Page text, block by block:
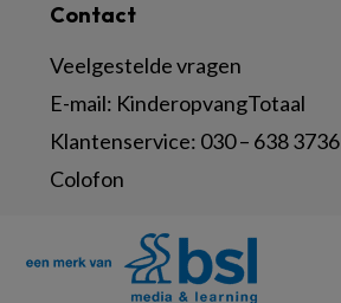
Contact
Veelgestelde vragen
E-mail: KinderopvangTotaal
Klantenservice: 030 – 638 3736
Colofon